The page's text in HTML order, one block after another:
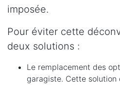
imposée.
Pour éviter cette
deux solutions :
Le remplacement des
garagiste. Cette